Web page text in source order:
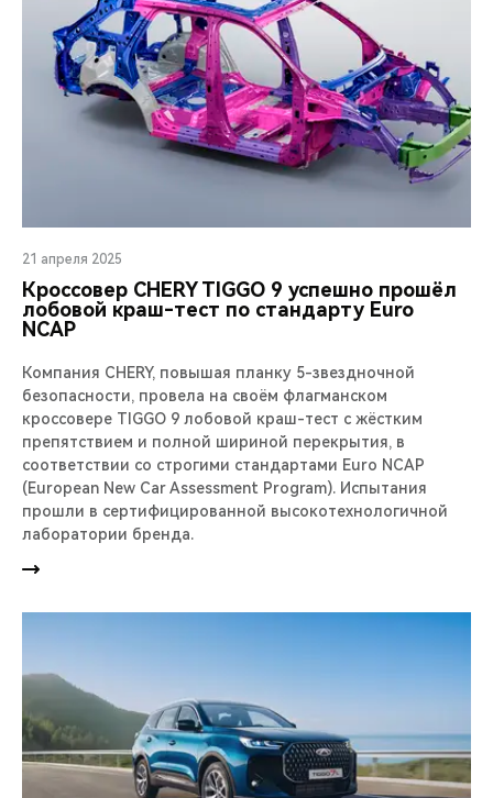
21 апреля 2025
Кроссовер CHERY TIGGO 9 успешно прошёл
лобовой краш-тест по стандарту Euro
NCAP
Компания CHERY, повышая планку 5-звездночной
безопасности, провела на своём флагманском
кроссовере TIGGO 9 лобовой краш-тест c жёстким
препятствием и полной шириной перекрытия, в
соответствии со строгими стандартами Euro NCAP
(European New Car Assessment Program). Испытания
прошли в сертифицированной высокотехнологичной
лаборатории бренда.